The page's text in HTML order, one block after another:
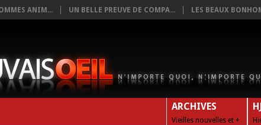
ANIM... UN BELLE PREUVE DE COMPA... LES BEAUX
ARCHIVES
Vieilles nouvelles et +